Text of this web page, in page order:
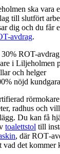
ska vara
till slutfört
dig och du får
avdrag.
30% ROT-avdrag
i Liljeholmen
och helger
nöjd
radhus och
Du kan få
toalettstol till
, där
det kommer